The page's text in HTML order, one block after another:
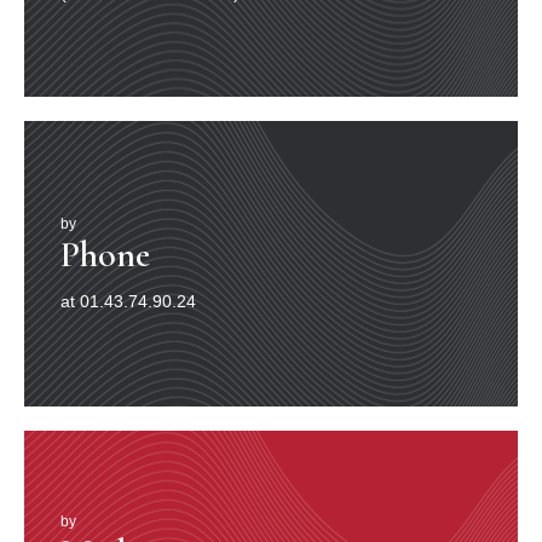
l’idée d’une France majoritairement résistante, d’un
pays qui a activement soutenu la Résistance intérieure
et extérieure. Les collaborateurs et partisans du régime
de Vichy sont systématiquement confondus. L’épuration
La démission du Général de Gaulle et surtout les débuts
de la «guerre froide» en 1947 entraînent une rupture
complète entre :
- Gaullistes, qui accusent la IVème République de
brader l’indépendance et la grandeur de la Patrie,
- Communistes, qui soutiennent inconditionnellement
Moscou dans son conflit planétaire avec les Etats-Unis,
- Démocrates chrétiens, partisans de l’Alliance
Atlantique qui acceptent l’hégémonie américaine dans
tous les domaines pour se protéger du communisme.
Dès 1948, profitant de ces divisions et de la propagande
anticommuniste, la droite vichyssoise commence à
l’épuration, annonçant 100 000 victimes (10 fois plus
qu’en réalité).
La question de l’amnistie des collaborateurs votée en
1951 et 1953, oppose à nouveau les Résistants de
by
Phone
at 01.43.74.90.24
by